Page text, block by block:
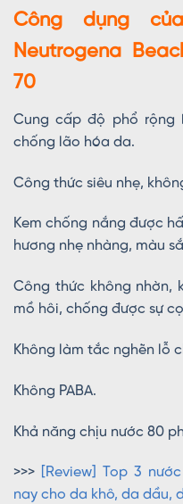
Công dụng
Neutrogena
70
Cung cấp độ phổ rộng
chống lão hóa da.
Công thức siêu nhẹ,
Kem chống nắng được
hương nhẹ nhàng, màu
Công thức không nhờn,
mồ hôi, chống được sự
Không làm tắc nghẽn lỗ
Không PABA.
Khả năng chịu nước 80
>>> [Review] Top 3
nay cho da khô, da dầu,